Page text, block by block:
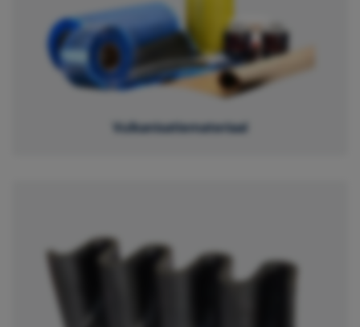
Vulkanisatiemateriaal